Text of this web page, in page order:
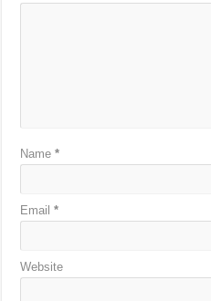
Name*
Email*
Website